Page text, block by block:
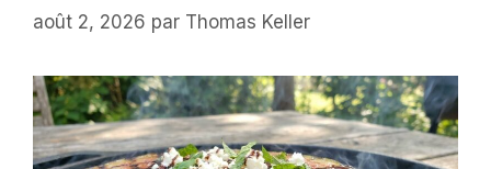
août 2, 2026 par Thomas Keller